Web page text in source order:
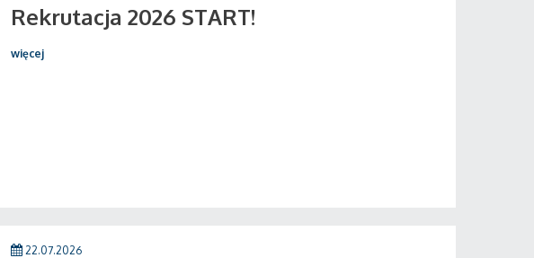
Rekrutacja 2026 START!
więcej
22.07.2026